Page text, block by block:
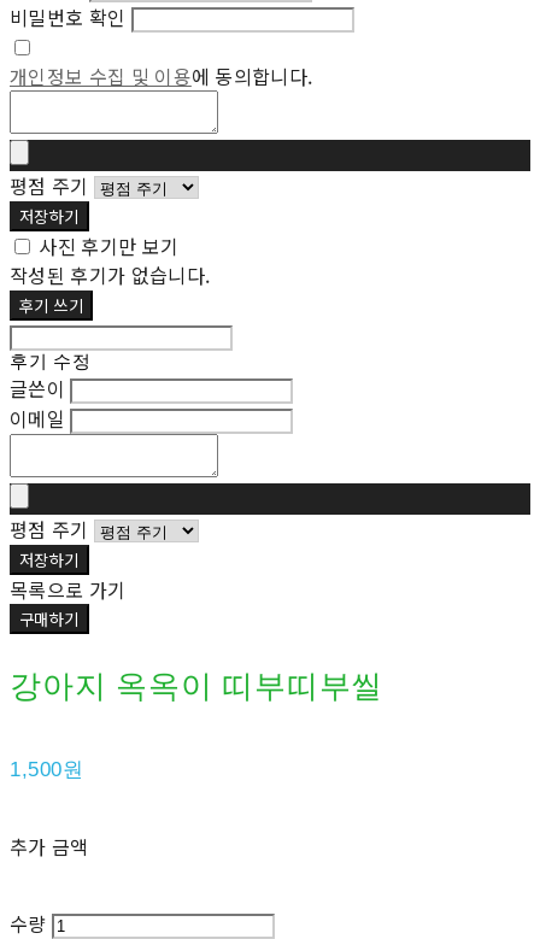
비밀번호 확인
개인정보 수집 및 이용에 동의합니다.
평점 주기
저장하기
사진 후기만 보기
작성된 후기가 없습니다.
후기 쓰기
후기 수정
글쓴이
이메일
평점 주기
저장하기
목록으로 가기
구매하기
강아지 옥옥이 띠부띠부씰
1,500원
추가 금액
수량